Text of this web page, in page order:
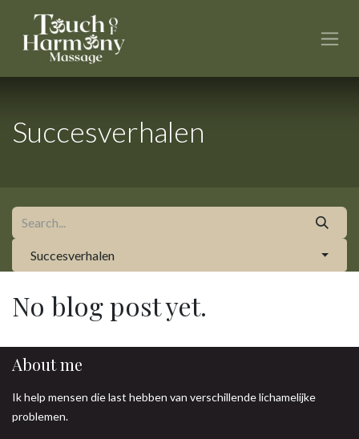
Succesverhalen
Succesverhalen
No blog post yet.
About me
Ik help mensen die last hebben van verschillende lichamelijke
problemen.